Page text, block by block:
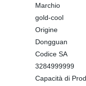
Marchio
gold-cool
Origine
Dongguan
Codice SA
3284999999
Capacità di